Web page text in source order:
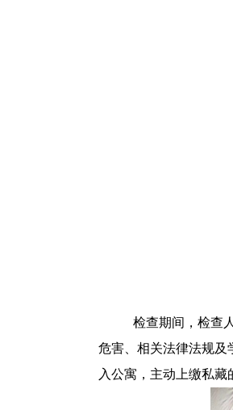
检查期间，检查
危害、相关法律法规及
入公寓， 主动上缴私藏